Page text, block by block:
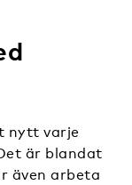
nytt varje
är blandat
även arbeta